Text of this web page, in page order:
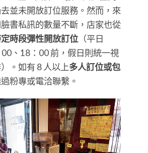
並未開放訂位服務。然而，來
書私訊的數量不斷，店家也從
時段彈性開放訂位 （平日
、18：00 前，假日則統一視
。如有 8 人以上多人訂位或包
粉專或電洽聯繫。